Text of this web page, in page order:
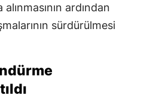
ardından
sürdürülmesi